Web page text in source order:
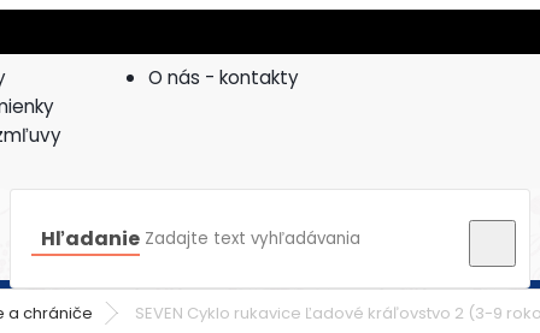
O nás - kontakty
Hľadanie
a chrániče SEVEN Cyklo rukavice Ľadové kráľovstvo 2 (3-9